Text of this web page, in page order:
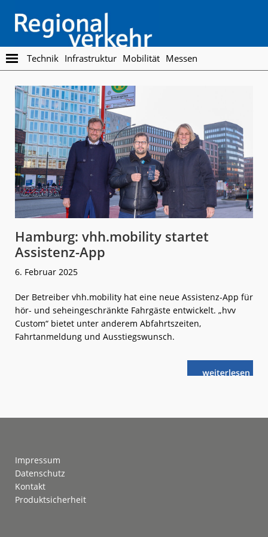
main
content
footer
Regionalverkehr
Die
Fachzeitschrift
den
Öffentlichen
Personennahverkehr
Technik Infrastruktur Mobilität Messen
Hamburg: vhh.mobility startet
Assistenz-App
6. Februar 2025
Der Betreiber vhh.mobility hat eine neue Assistenz-App für
hör- und seheingeschränkte Fahrgäste entwickelt. „hvv
Custom“ bietet unter anderem Abfahrtszeiten,
Fahrtanmeldung und Ausstiegswunsch.
weiterlese
nHamburg:
Impressum
Datenschutz
Kontakt
Produktsicherheit